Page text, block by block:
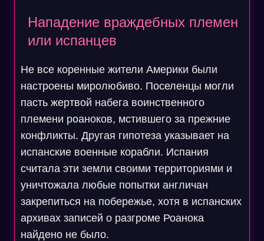
Нападение враждебных племен
или испанцев
Не все коренные жители Америки были
настроены миролюбиво. Поселенцы могли
пасть жертвой набега воинственного
племени роаноков, мстившего за прежние
конфликты. Другая гипотеза указывает на
испанские военные корабли. Испания
считала эти земли своими территориями и
уничтожала любые попытки англичан
закрепиться на побережье, хотя в испанских
архивах записей о разгроме Роанока
найдено не было.